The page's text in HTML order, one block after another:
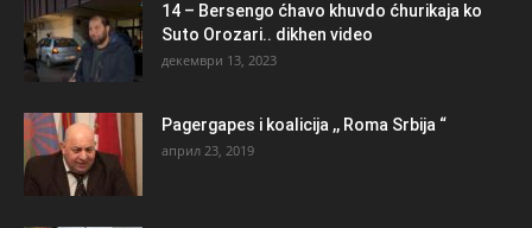
14 – Bersengo ćhavo khuvdo ćhurikaja ko
Suto Orozari.. dikhen video
декември 13, 2023
Pagergapes i koalicija ,, Roma Srbija “
април 23, 2019